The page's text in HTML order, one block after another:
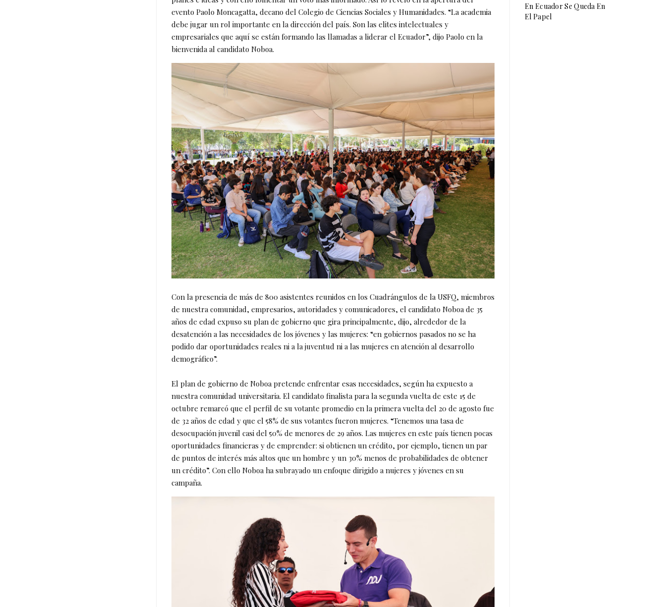
evento Paolo Moncagatta, decano del Colegio de Ciencias Sociales y Humanidades. “La academia
debe jugar un rol importante en la dirección del país. Son las elites intelectuales y
empresariales que aquí se están formando las llamadas a liderar el Ecuador”, dijo Paolo en la
bienvenida al candidato Noboa.
Con la presencia de más de 800 asistentes reunidos en los Cuadrángulos de la USFQ, miembros
de nuestra comunidad, empresarios, autoridades y comunicadores, el candidato Noboa de 35
años de edad expuso su plan de gobierno que gira principalmente, dijo, alrededor de la
desatención a las necesidades de los jóvenes y las mujeres: “en gobiernos pasados no se ha
podido dar oportunidades reales ni a la juventud ni a las mujeres en atención al desarrollo
demográfico”.
El plan de gobierno de Noboa pretende enfrentar esas necesidades, según ha expuesto a
nuestra comunidad universitaria. El candidato finalista para la segunda vuelta de este 15 de
octubre remarcó que el perfil de su votante promedio en la primera vuelta del 20 de agosto fue
de 32 años de edad y que el 58% de sus votantes fueron mujeres. “Tenemos una tasa de
desocupación juvenil casi del 50% de menores de 29 años. Las mujeres en este país tienen pocas
oportunidades financieras y de emprender: si obtienen un crédito, por ejemplo, tienen un par
de puntos de interés más altos que un hombre y un 30% menos de probabilidades de obtener
un crédito”. Con ello Noboa ha subrayado un enfoque dirigido a nujeres y jóvenes en su
campaña.
En Ecuador Se Queda En
El Papel